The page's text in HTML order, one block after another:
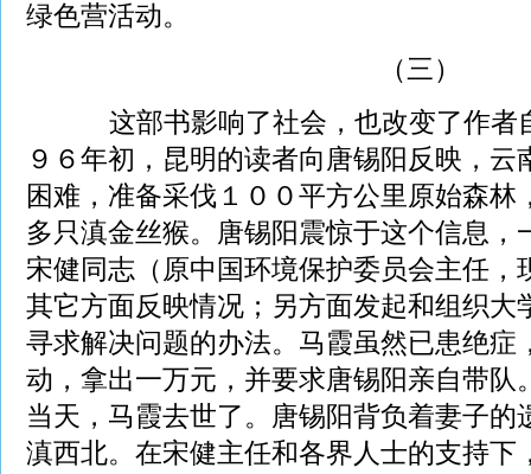
绿色营活动。
（三）
这部书影响了社会，也改变了作者
９６年初，昆明的读者向唐锡阳反映，云
困难，准备采伐１００平方公里原始森林
多只滇金丝猴。唐锡阳震惊于这个信息，
宋健同志（原中国环境保护委员会主任，
其它方面反映情况；另方面发起和组织大
寻求解决问题的办法。马霞虽然已患绝症
动，拿出一万元，并要求唐锡阳亲自带队
当天，马霞去世了。唐锡阳背负着妻子的
滇西北。在宋健主任和各界人士的支持下